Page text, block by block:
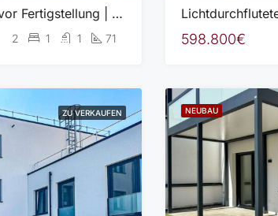
Neubauwohnung kurz vor Fertigstellung | Balkon | Ausstattung individuell wählbar | A+
2 1 1 71 598.800€
ZU VERKAUFEN NEUBAU